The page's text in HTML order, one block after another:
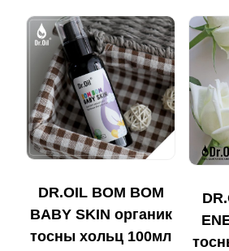
DR.OIL BOM BOM
BABY SKIN органик
тосны хольц 100мл